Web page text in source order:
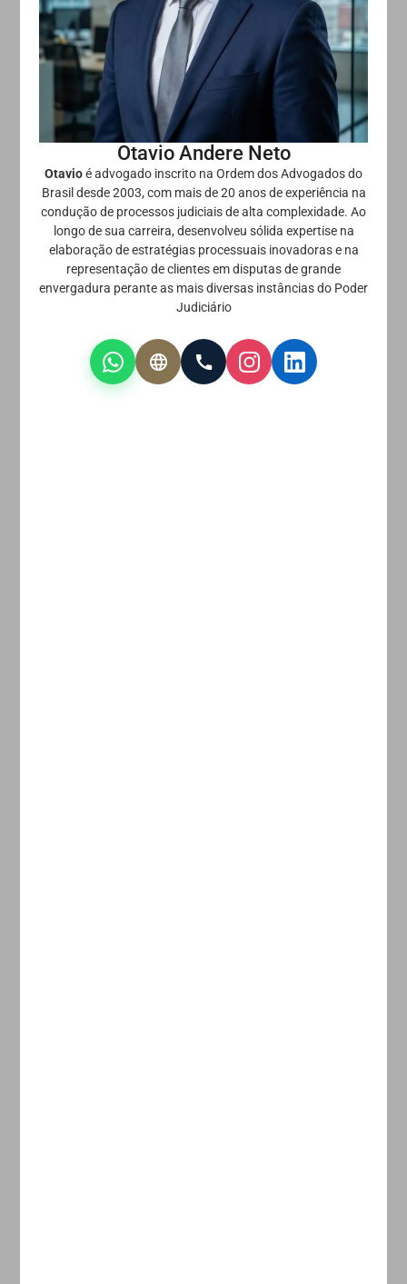
Otavio Andere Neto
Otavioé advogado inscrito na Ordem dos Advogados do
Brasil desde 2003, com mais de 20 anos de experiência na
condução de processos judiciais de alta complexidade. Ao
longo de sua carreira, desenvolveu sólida expertise na
elaboração de estratégias processuais inovadoras e na
representação de clientes em disputas de grande
envergadura perante as mais diversas instâncias do Poder
Judiciário